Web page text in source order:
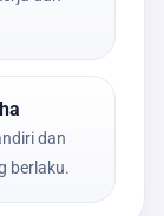
dan
berlaku.